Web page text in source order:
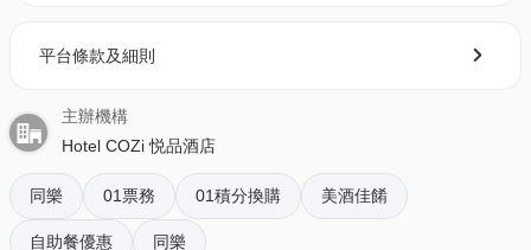
21:30
買2送2 大小同價
價錢：$619.2 / 4位 | 人均$154.8 | 原價: $1,135.2
(5) 品味獅城自助午餐🦁適用於星期六、日及公眾假期
- 會員可以下載《香港01》流動應用程式(APP) ，並以
按「門票」> 點擊相關活動電子門票；
- 透過訂單電郵內按「查看電子票」連結; 部份活動設
有電子門票附件(PDF)。
平台條款及細則
主辦機構
Hotel COZi 悦品酒店
同樂 01票務 01積分換購 美酒佳餚
自助餐優惠 同樂